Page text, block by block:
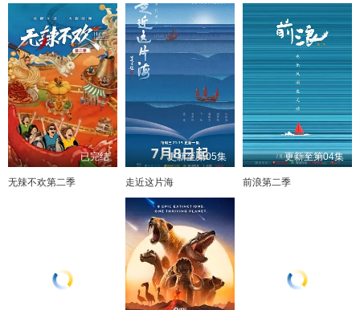
已完结
无辣不欢第二季
更新至第05集
走近这片海
更新至第04集
前浪第二季